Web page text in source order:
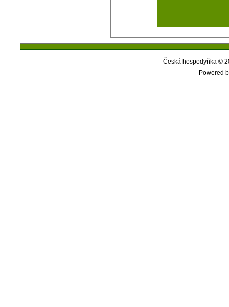
Česká hospodyňka ©
Powered